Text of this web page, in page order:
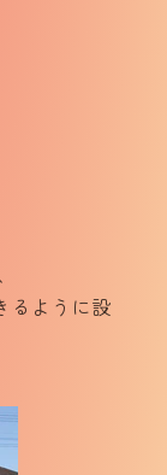
るように設